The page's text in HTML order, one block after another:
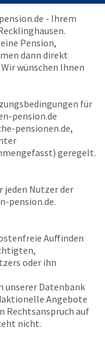
- Ihrem
Pension,
dann direkt
wünschen Ihnen
für
pension.de
pensionen.de,
geregelt.
jeden Nutzer der
pension.de.
Auffinden
oder ihn
unserer Datenbank
Angebote
Rechtsanspruch auf
nicht.